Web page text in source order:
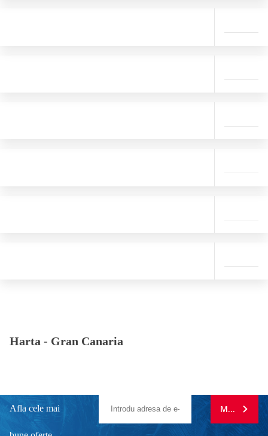
Harta - Gran Canaria
Afla cele mai MA